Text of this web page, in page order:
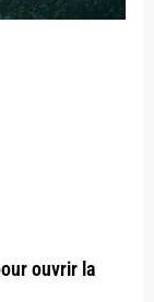
ouvrir la